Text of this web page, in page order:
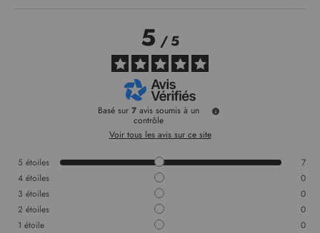
MA
LISTE
D’ENVIE
5/5
Basé sur 7 avis soumis à un
contrôle
Voir tous les avis sur ce site
5 étoiles
7
4 étoiles
0
3 étoiles
0
2 étoiles
0
1 étoile 0